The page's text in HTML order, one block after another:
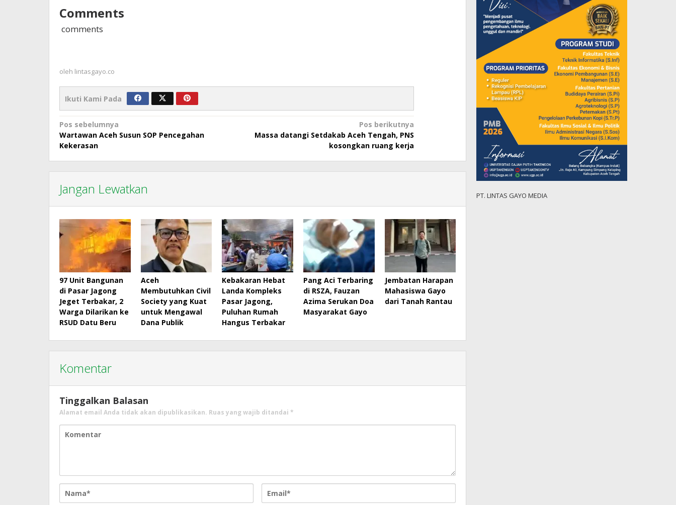
Comments
comments
oleh lintasgayo.co
Ikuti Kami Pada
Navigasi
pos
Pos sebelumnya
Wartawan Aceh Susun SOP Pencegahan
Kekerasan
Pos berikutnya
Massa datangi Setdakab Aceh Tengah, PNS
kosongkan ruang kerja
Jangan Lewatkan
97 Unit Bangunan
di Pasar Jagong
Jeget Terbakar, 2
Warga Dilarikan ke
RSUD Datu Beru
Aceh
Membutuhkan Civil
Society yang Kuat
untuk Mengawal
Dana Publik
Kebakaran Hebat
Landa Kompleks
Pasar Jagong,
Puluhan Rumah
Hangus Terbakar
Pang Aci Terbaring
di RSZA, Fauzan
Azima Serukan Doa
Masyarakat Gayo
Jembatan Harapan
Mahasiswa Gayo
dari Tanah Rantau
Komentar
Tinggalkan Balasan
Alamat email Anda tidak akan dipublikasikan. Ruas yang wajib ditandai *
PT. LINTAS GAYO MEDIA